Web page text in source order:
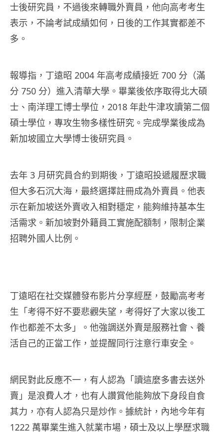
士後研究員，不過後來轉職外賣員，他向高考考生
表示，不論考試成績如何，日後的工作其實都差不
多。
報導指，丁遠昭 2004 年高考成績接近 700 分（滿
分 750 分）進入清華大學。畢業後依序取得北大碩
士、南洋理工博士學位，2018 年赴牛津攻讀第二個
碩士學位，專攻生物多樣性研究。完成學業後成為
新加坡國立大學博士後研究員。
去年 3 月研究員合約到期後，丁遠昭投遞履歷求職
但大多石沉大海，最終選擇註冊成為外賣員。他表
示在新加坡送外賣收入相對穩定，能夠維持基本生
活需求。新加坡對外籍員工實施配額制，限制企業
招聘外國人比例。
丁遠昭在社交媒體發布影片分享經歷，鼓勵高考考
生「考得不好不要悲觀失望，考得好了大家以後工
作也都差不太多」。他強調送外賣是服務社會、養
活自己的正當工作，並提醒同行注意行車安全。
網民對此反應不一，有人認為「讀這麼多書去送外
賣」是浪費人才，也有人讚賞他能夠放下身段自食
其力，亦有人認為只是炒作。據統計，內地今年有
1222 萬畢業生進入就業市場，碩士及以上學歷求職